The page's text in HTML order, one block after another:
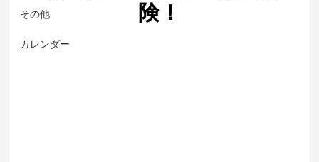
その他
カレンダー
険！